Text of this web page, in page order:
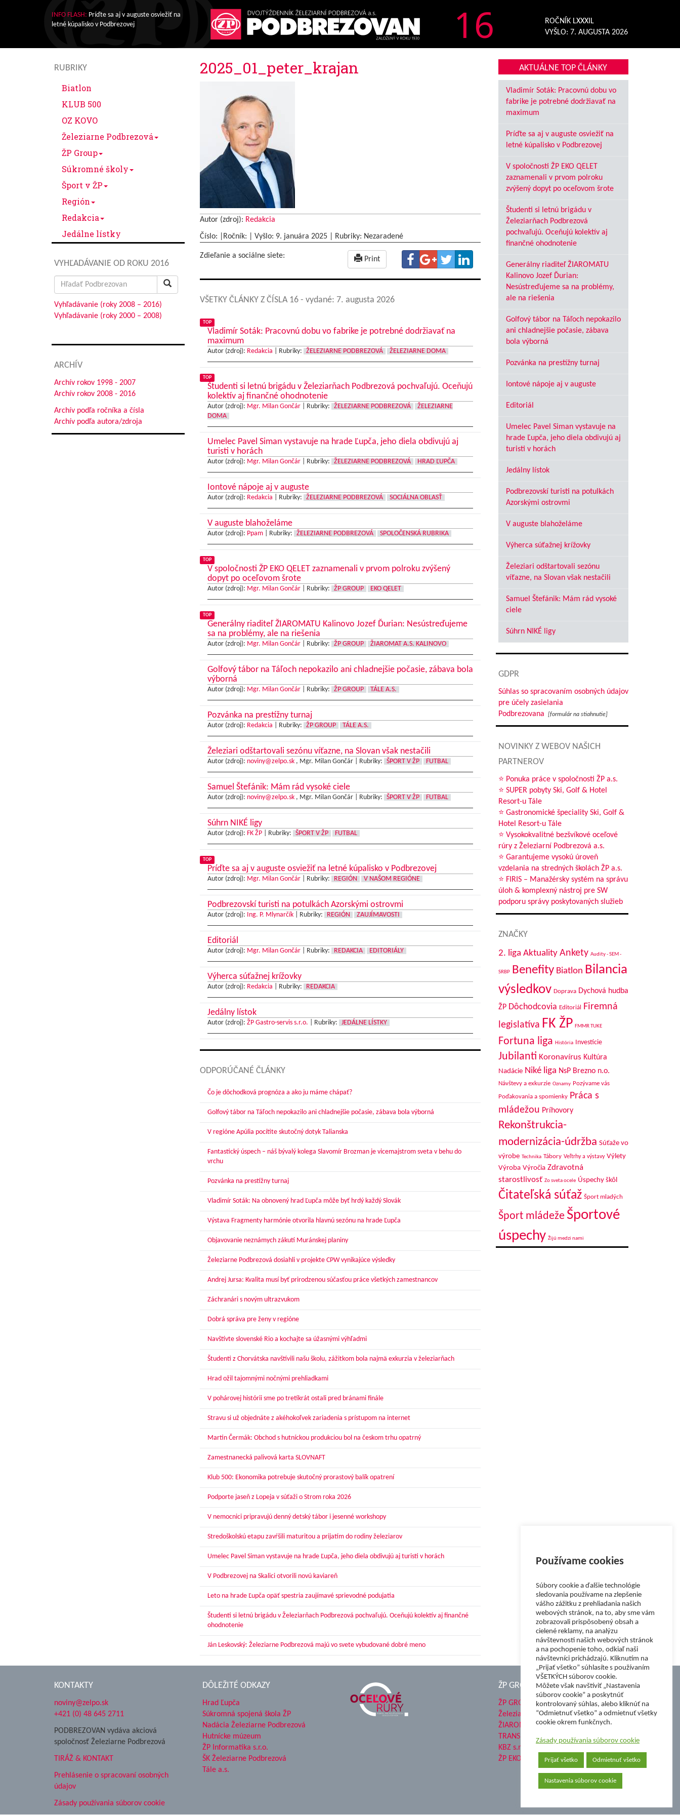
INFO FLASH: Príďte sa aj v auguste osviežiť na
letné kúpalisko v Podbrezovej
16
ROČNÍK LXXXIL
VYŠLO: 7. AUGUSTA 2026
RUBRIKY
Biatlon
KLUB 500
OZ KOVO
Železiarne Podbrezová
ŽP Group
Súkromné školy
Šport v ŽP
Región
Redakcia
Jedálne lístky
VYHĽADÁVANIE OD ROKU 2016
Search
for:
Vyhľadávanie (roky 2008 – 2016)
Vyhľadávanie (roky 2000 – 2008)
ARCHÍV
Archív rokov 1998 - 2007
Archív rokov 2008 - 2016
Archív podľa ročníka a čísla
Archív podľa autora/zdroja
2025_01_peter_krajan
Autor (zdroj): Redakcia
Číslo: |Ročník: | Vyšlo: 9. januára 2025| Rubriky: Nezaradené
Zdieľanie a sociálne siete: Print
VŠETKY ČLÁNKY Z ČÍSLA 16 - vydané: 7. augusta 2026
TOP
Vladimír Soták: Pracovnú dobu vo fabrike je potrebné dodržiavať na
maximum
Autor (zdroj): Redakcia Rubriky: ŽELEZIARNE PODBREZOVÁ ŽELEZIARNE DOMA
TOP
Študenti si letnú brigádu v Železiarňach Podbrezová pochvaľujú. Oceňujú
kolektív aj finančné ohodnotenie
Autor (zdroj): Mgr. Milan Gončár| Rubriky: ŽELEZIARNE PODBREZOVÁ
ŽELEZIARNE
DOMA
Umelec Pavel Siman vystavuje na hrade Ľupča, jeho diela obdivujú aj
turisti v horách
Autor (zdroj): Mgr. Milan Gončár| Rubriky: ŽELEZIARNE PODBREZOVÁ HRAD ĽUPČA
Iontové nápoje aj v auguste
Autor (zdroj): Redakcia Rubriky: ŽELEZIARNE PODBREZOVÁ SOCIÁLNA OBLASŤ
V auguste blahoželáme
Autor (zdroj): Ppam| Rubriky: ŽELEZIARNE PODBREZOVÁ SPOLOČENSKÁ RUBRIKA
TOP
V spoločnosti ŽP EKO QELET zaznamenali v prvom polroku zvýšený
dopyt po oceľovom šrote
Autor (zdroj): Mgr. Milan Gončár| Rubriky: ŽP GROUP EKO QELET
TOP
Generálny riaditeľ ŽIAROMATU Kalinovo Jozef Ďurian: Nesústreďujeme
sa na problémy, ale na riešenia
Autor (zdroj): Mgr. Milan Gončár| Rubriky: ŽP GROUP ŽIAROMAT A.S. KALINOVO
Golfový tábor na Táľoch nepokazilo ani chladnejšie počasie, zábava bola
výborná
Autor (zdroj): Mgr. Milan Gončár| Rubriky: ŽP GROUP TÁLE A.S.
Pozvánka na prestížny turnaj
Autor (zdroj): Redakcia Rubriky: ŽP GROUP TÁLE A.S.
Železiari odštartovali sezónu víťazne, na Slovan však nestačili
Autor (zdroj): noviny@zelpo.sk, Mgr. Milan Gončár | Rubriky: ŠPORT V ŽP FUTBAL
Samuel Štefánik: Mám rád vysoké ciele
Autor (zdroj): noviny@zelpo.sk, Mgr. Milan Gončár | Rubriky: ŠPORT V ŽP FUTBAL
Súhrn NIKÉ ligy
Autor (zdroj): FK ŽP| Rubriky: ŠPORT V ŽP FUTBAL
TOP
Príďte sa aj v auguste osviežiť na letné kúpalisko v Podbrezovej
Autor (zdroj): Mgr. Milan Gončár| Rubriky: REGIÓN V NAŠOM REGIÓNE
Podbrezovskí turisti na potulkách Azorskými ostrovmi
Autor (zdroj): Ing. P. Mlynarčík| Rubriky: REGIÓN ZAUJÍMAVOSTI
Editoriál
Autor (zdroj): Mgr. Milan Gončár| Rubriky: REDAKCIA EDITORIÁLY
Výherca súťažnej krížovky
Autor (zdroj): Redakcia Rubriky: REDAKCIA
Jedálny lístok
Autor (zdroj): ŽP Gastro-servis s.r.o. Rubriky: JEDÁLNE LÍSTKY
ODPORÚČANÉ ČLÁNKY
Čo je dôchodková prognóza a ako ju máme chápať?
Golfový tábor na Táľoch nepokazilo ani chladnejšie počasie, zábava bola výborná
V regióne Apúlia pocítite skutočný dotyk Talianska
Fantastický úspech – náš bývalý kolega Slavomír Brozman je vicemajstrom sveta v behu do
vrchu
Pozvánka na prestížny turnaj
Vladimír Soták: Na obnovený hrad Ľupča môže byť hrdý každý Slovák
Výstava Fragmenty harmónie otvorila hlavnú sezónu na hrade Ľupča
Objavovanie neznámych zákutí Muránskej planiny
Železiarne Podbrezová dosiahli v projekte CPW vynikajúce výsledky
Andrej Jursa: Kvalita musí byť prirodzenou súčasťou práce všetkých zamestnancov
Záchranári s novým ultrazvukom
Dobrá správa pre ženy v regióne
Navštívte slovenské Rio a kochajte sa úžasnými výhľadmi
Študenti z Chorvátska navštívili našu školu, zážitkom bola najmä exkurzia v železiarňach
Hrad ožil tajomnými nočnými prehliadkami
V pohárovej histórii sme po tretíkrát ostali pred bránami finále
Stravu si už objednáte z akéhokoľvek zariadenia s prístupom na internet
Martin Čermák: Obchod s hutníckou produkciou bol na českom trhu opatrný
Zamestnanecká palivová karta SLOVNAFT
Klub 500: Ekonomika potrebuje skutočný prorastový balík opatrení
Podporte jaseň z Lopeja v súťaži o Strom roka 2026
V nemocnici pripravujú denný detský tábor i jesenné workshopy
Stredoškolskú etapu zavŕšili maturitou a prijatím do rodiny železiarov
Umelec Pavel Siman vystavuje na hrade Ľupča, jeho diela obdivujú aj turisti v horách
V Podbrezovej na Skalici otvorili novú kaviareň
Leto na hrade Ľupča opäť spestria zaujímavé sprievodné podujatia
Študenti si letnú brigádu v Železiarňach Podbrezová pochvaľujú. Oceňujú kolektív aj finančné
ohodnotenie
Ján Leskovský: Železiarne Podbrezová majú vo svete vybudované dobré meno
AKTUÁLNE TOP ČLÁNKY
Vladimír Soták: Pracovnú dobu vo
fabrike je potrebné dodržiavať na
maximum
Príďte sa aj v auguste osviežiť na
letné kúpalisko v Podbrezovej
V spoločnosti ŽP EKO QELET
zaznamenali v prvom polroku
zvýšený dopyt po oceľovom šrote
Študenti si letnú brigádu v
Železiarňach Podbrezová
pochvaľujú. Oceňujú kolektív aj
finančné ohodnotenie
Generálny riaditeľ ŽIAROMATU
Kalinovo Jozef Ďurian:
Nesústreďujeme sa na problémy,
ale na riešenia
Golfový tábor na Táľoch nepokazilo
ani chladnejšie počasie, zábava
bola výborná
Pozvánka na prestížny turnaj
Iontové nápoje aj v auguste
Editoriál
Umelec Pavel Siman vystavuje na
hrade Ľupča, jeho diela obdivujú aj
turisti v horách
Jedálny lístok
Podbrezovskí turisti na potulkách
Azorskými ostrovmi
V auguste blahoželáme
Výherca súťažnej krížovky
Železiari odštartovali sezónu
víťazne, na Slovan však nestačili
Samuel Štefánik: Mám rád vysoké
ciele
Súhrn NIKÉ ligy
GDPR
Súhlas so spracovaním osobných údajov
pre účely zasielania
Podbrezovana
[formulár na stiahnutie]
NOVINKY Z WEBOV NAŠICH
PARTNEROV
⭐ Ponuka práce v spoločnosti ŽP a.s.
⭐ SUPER pobyty Ski, Golf & Hotel
Resort-u Tále
⭐ Gastronomické špeciality Ski, Golf &
Hotel Resort-u Tále
⭐ Vysokokvalitné bezšvíkové oceľové
rúry z Železiarní Podbrezová a.s.
⭐ Garantujeme vysokú úroveň
vzdelania na stredných školách ŽP a.s.
⭐ FIRIS – Manažérsky systém na správu
úloh & komplexný nástroj pre SW
podporu správy poskytovaných služieb
ZNAČKY
2. liga Aktuality Ankety Audity - SEM -
SRBP Benefity Biatlon Bilancia
výsledkov Doprava Dychová hudba
ŽP Dôchodcovia Editoriál
Firemná
legislatíva FK ŽP FMMR TUKE
Fortuna liga História Investície
Jubilanti Koronavírus Kultúra
Nadácie Niké liga NsP Brezno n.o.
Návštevy a exkurzie Oznamy Pozývame vás
Poďakovania a spomienky Práca s
mládežou Príhovory
Rekonštrukcia-
modernizácia-údržba Súťaže vo
výrobe Technika Tábory Veľtrhy a výstavy Výlety
Výroba Výročia Zdravotná
starostlivosť Zo sveta ocele Úspechy škôl
Čitateľská súťaž Šport mladých
Šport mládeže Športové
úspechy Žijú medzi nami
KONTAKTY
noviny@zelpo.sk
+421 (0) 48 645 2711
PODBREZOVAN vydáva akciová
spoločnosť Železiarne Podbrezová
TIRÁŽ & KONTAKT
Prehlásenie o spracovaní osobných
údajov
Zásady používania súborov cookie
DÔLEŽITÉ ODKAZY
Hrad Ľupča
Súkromná spojená škola ŽP
Nadácia Železiarne Podbrezová
Hutnícke múzeum
ŽP Informatika s.r.o.
ŠK Železiarne Podbrezová
Tále a.s.
ŽP GROUP
ŽP GROUP
Železiarne Podbrezová a.s.
ŽIAROMAT a.s.
TRANSMESA S.A.U.
KBZ s.r.o.
ŽP EKO QELET a.s.
Používame cookies
Súbory cookie a ďalšie technológie
sledovania používame na zlepšenie
vášho zážitku z prehliadania našich
webových stránok, na to, aby sme vám
zobrazovali prispôsobený obsah a
cielené reklamy, na analýzu
návštevnosti našich webových stránok
a na pochopenie toho, odkiaľ naši
návštevníci prichádzajú. Kliknutím na
„Prijať všetko” súhlasíte s používaním
VŠETKÝCH súborov cookie.
Môžete však navštíviť „Nastavenia
súborov cookie” a poskytnúť
kontrolovaný súhlas, alebo kliknúť na
“Odmietnuť všetko” a odmietnuť všetky
cookie okrem funkčnych.
Zásady používania súborov cookie
Prijať všetko Odmietnuť všetko
Nastavenia súborov cookie